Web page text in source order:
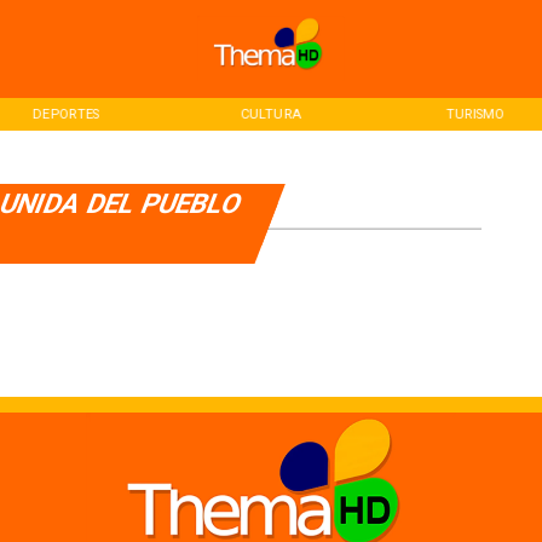
DEPORTES CULTURA TURISMO
DEL PUEBLO